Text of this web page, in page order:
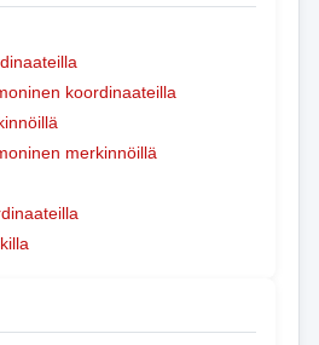
koordinaateilla
merkinnöillä